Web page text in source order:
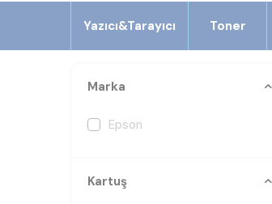
Yazıcı&Tarayıcı Toner
Marka
Epson
Kartuş